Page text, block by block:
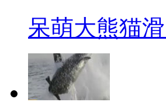
呆萌大熊猫